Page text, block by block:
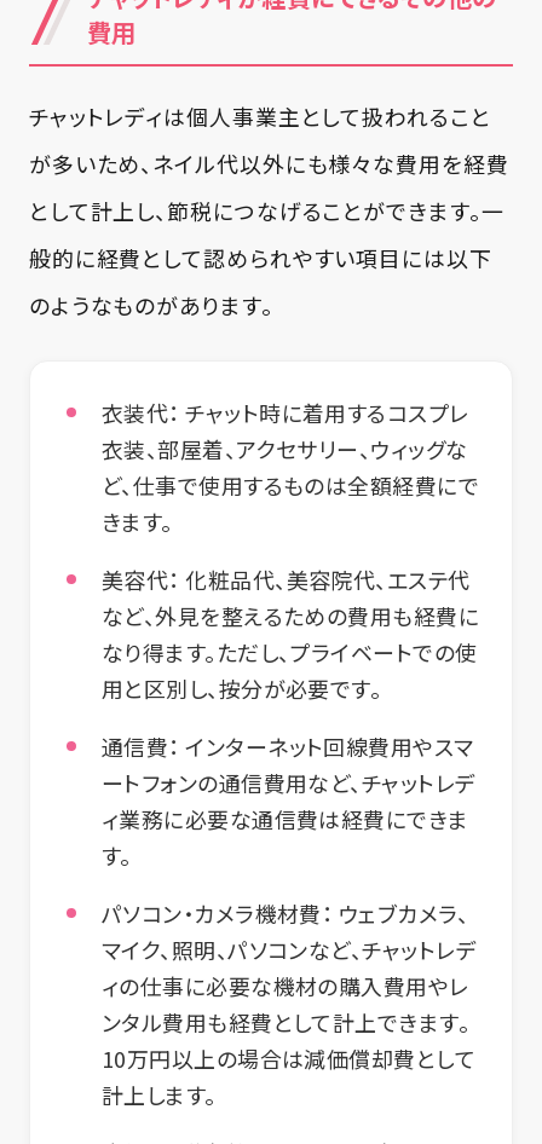
費用
チャットレディは個人事業主として扱われること
が多いため、ネイル代以外にも様々な費用を経費
として計上し、節税につなげることができます。一
般的に経費として認められやすい項目には以下
のようなものがあります。
衣装代： チャット時に着用するコスプレ
衣装、部屋着、アクセサリー、ウィッグな
ど、仕事で使用するものは全額経費にで
きます。
美容代： 化粧品代、美容院代、エステ代
など、外見を整えるための費用も経費に
なり得ます。ただし、プライベートでの使
用と区別し、按分が必要です。
通信費： インターネット回線費用やスマ
ートフォンの通信費用など、チャットレデ
ィ業務に必要な通信費は経費にできま
す。
パソコン・カメラ機材費： ウェブカメラ、
マイク、照明、パソコンなど、チャットレデ
ィの仕事に必要な機材の購入費用やレ
ンタル費用も経費として計上できます。
10万円以上の場合は減価償却費として
計上します。